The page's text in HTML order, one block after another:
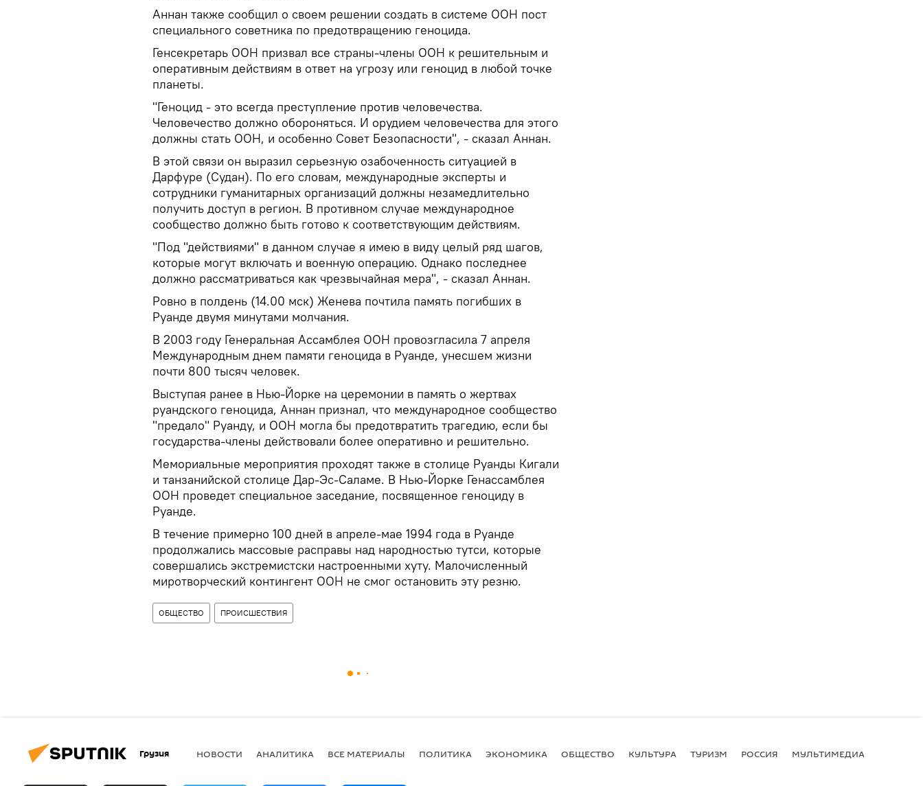
Аннан также сообщил о своем решении создать в системе ООН пост
специального советника по предотвращению геноцида.
Генсекретарь ООН призвал все страны-члены ООН к решительным и
оперативным действиям в ответ на угрозу или геноцид в любой точке
планеты.
"Геноцид - это всегда преступление против человечества.
Человечество должно обороняться. И орудием человечества для этого
должны стать ООН, и особенно Совет Безопасности", - сказал Аннан.
В этой связи он выразил серьезную озабоченность ситуацией в
Дарфуре (Судан). По его словам, международные эксперты и
сотрудники гуманитарных организаций должны незамедлительно
получить доступ в регион. В противном случае международное
сообщество должно быть готово к соответствующим действиям.
"Под "действиями" в данном случае я имею в виду целый ряд шагов,
которые могут включать и военную операцию. Однако последнее
должно рассматриваться как чрезвычайная мера", - сказал Аннан.
Ровно в полдень (14.00 мск) Женева почтила память погибших в
Руанде двумя минутами молчания.
В 2003 году Генеральная Ассамблея ООН провозгласила 7 апреля
Международным днем памяти геноцида в Руанде, унесшем жизни
почти 800 тысяч человек.
Выступая ранее в Нью-Йорке на церемонии в память о жертвах
руандского геноцида, Аннан признал, что международное сообщество
"предало" Руанду, и ООН могла бы предотвратить трагедию, если бы
государства-члены действовали более оперативно и решительно.
Мемориальные мероприятия проходят также в столице Руанды Кигали
и танзанийской столице Дар-Эс-Саламе. В Нью-Йорке Генассамблея
ООН проведет специальное заседание, посвященное геноциду в
Руанде.
В течение примерно 100 дней в апреле-мае 1994 года в Руанде
продолжались массовые расправы над народностью тутси, которые
совершались экстремистски настроенными хуту. Малочисленный
миротворческий контингент ООН не смог остановить эту резню.
ОБЩЕСТВО ПРОИСШЕСТВИЯ
Грузия НОВОСТИ АНАЛИТИКА ВСЕ МАТЕРИАЛЫ ПОЛИТИКА ЭКОНОМИКА ОБЩЕСТВО КУЛЬТУРА ТУРИЗМ РОССИЯ МУЛЬТИМЕДИА